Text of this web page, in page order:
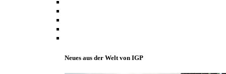
Neues aus der Welt von IGP